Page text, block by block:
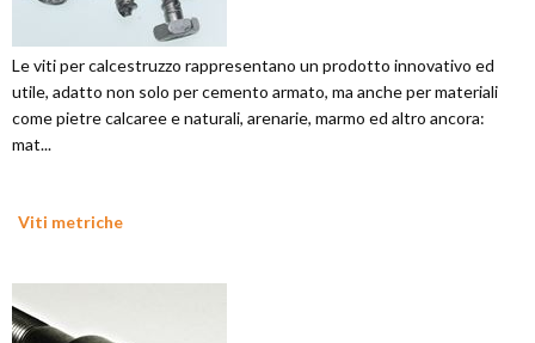
Le viti per calcestruzzo rappresentano un prodotto innovativo ed
utile, adatto non solo per cemento armato, ma anche per materiali
come pietre calcaree e naturali, arenarie, marmo ed altro ancora:
mat...
Viti metriche